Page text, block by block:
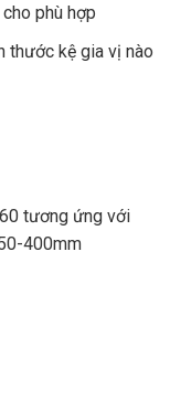
phù hợp
thước kệ gia vị nào
tương ứng với
400mm